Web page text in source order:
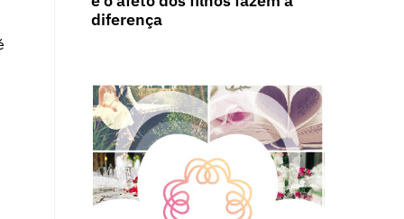
diferença